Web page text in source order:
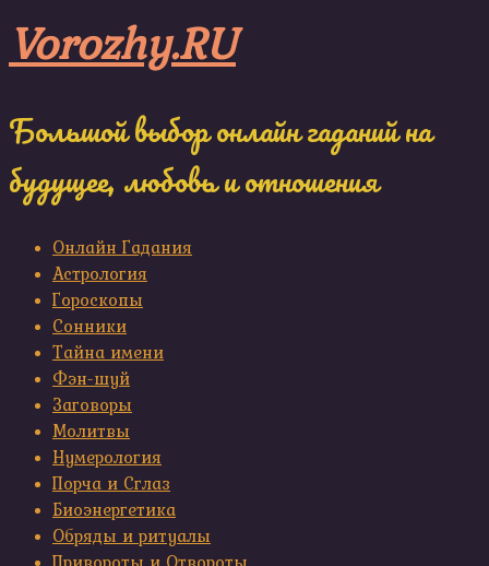
to
content
Vorozhy.RU
Большой выбор онлайн гаданий на
будущее, любовь и отношения
Онлайн Гадания
Астрология
Гороскопы
Сонники
Тайна имени
Фэн-шуй
Заговоры
Молитвы
Нумерология
Порча и Сглаз
Биоэнергетика
Обряды и ритуалы